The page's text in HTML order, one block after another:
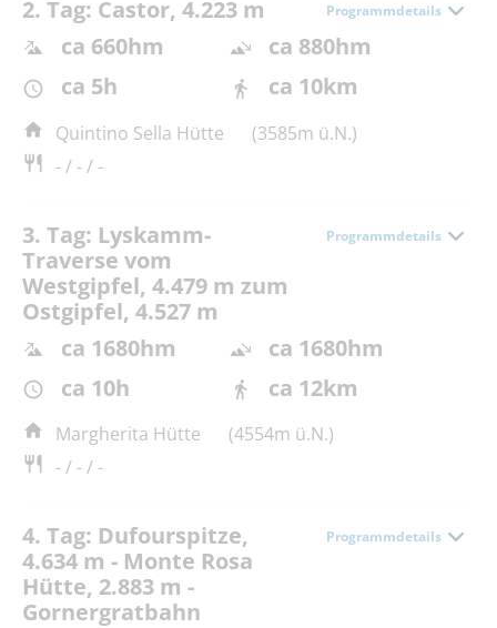
2. Tag: Castor, 4.223 m Programmdetails
ca 660hm
ca 880hm
ca 5h
ca 10km
Quintino Sella Hütte
(3585m ü.N.)
- / - / -
3. Tag: Lyskamm-
Traverse vom
Westgipfel, 4.479 m zum
Ostgipfel, 4.527 m
Programmdetails
ca 1680hm
ca 1680hm
ca 10h
ca 12km
Margherita Hütte
(4554m ü.N.)
- / - / -
4. Tag: Dufourspitze,
4.634 m - Monte Rosa
Hütte, 2.883 m -
Gornergratbahn
Programmdetails